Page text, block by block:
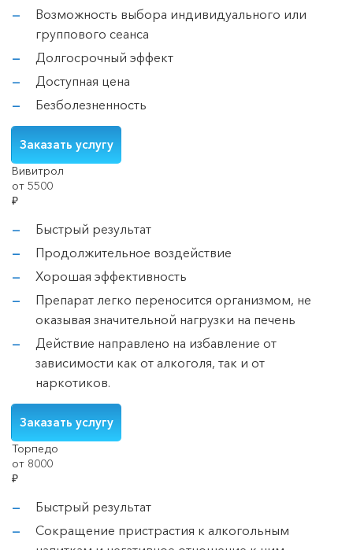
Возможность выбора индивидуального или
группового сеанса
Долгосрочный эффект
Доступная цена
Безболезненность
Заказать услугу
Вивитрол
от 5500
₽
Быстрый результат
Продолжительное воздействие
Хорошая эффективность
Препарат легко переносится организмом, не
оказывая значительной нагрузки на печень
Действие направлено на избавление от
зависимости как от алкоголя, так и от
наркотиков.
Заказать услугу
Торпедо
от 8000
₽
Быстрый результат
Сокращение пристрастия к алкогольным